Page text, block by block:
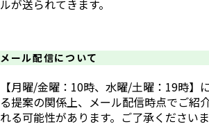
ルが送られてきます。
メール配信について
【⽉曜/⾦曜：10時、⽔曜/⼟曜：19時】
る提案の関係上、メール配信時点でご紹
れる可能性があります。ご了承くださいま